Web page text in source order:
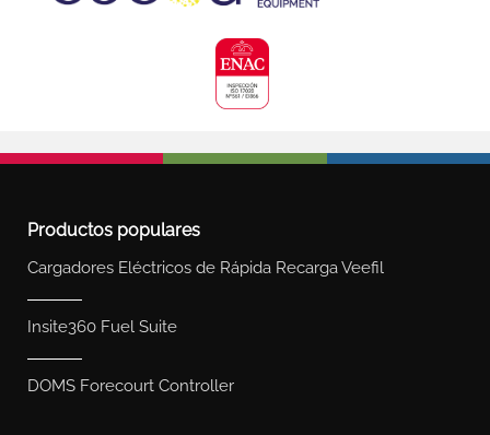
Productos populares
Cargadores Eléctricos de Rápida Recarga Veefil
Insite360 Fuel Suite
DOMS Forecourt Controller